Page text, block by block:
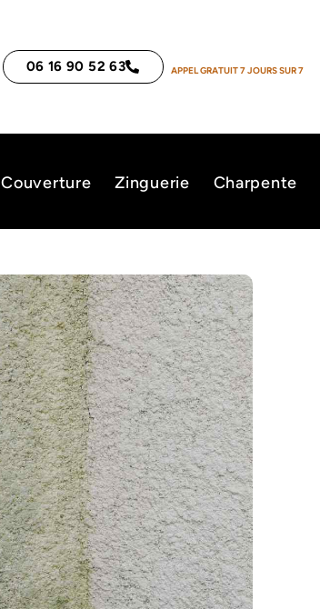
06 16 90 52 63 APPEL GRATUIT 7 JOURS SUR 7
Couverture Zinguerie Charpente